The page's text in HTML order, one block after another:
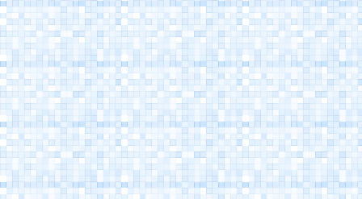
Porto Canale
Cesenatico
Museo della Marineria
Cesenatico
Casa Marino Moretti -
Cesenatico